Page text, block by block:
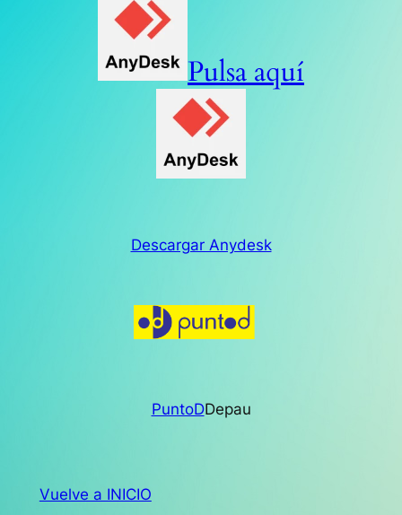
Pulsa aquí
Descargar Anydesk
PuntoDDepau
Vuelve a INICIO